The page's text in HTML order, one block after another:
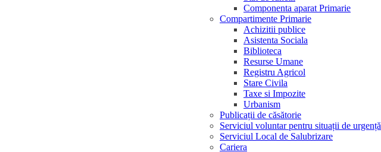
Componenta aparat Primarie
Compartimente Primarie
Achizitii publice
Asistenta Sociala
Biblioteca
Resurse Umane
Registru Agricol
Stare Civila
Taxe si Impozite
Urbanism
Publicații de căsătorie
Serviciul voluntar pentru situații de urgență
Serviciul Local de Salubrizare
Cariera